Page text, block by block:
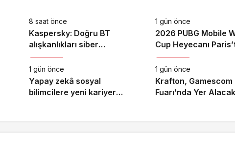
8 saat önce
Kaspersky: Doğru BT
alışkanlıkları siber
dayanıklılığı güçlendiriyor
1 gün önce
2026 PUBG Mobile
Cup Heyecanı
Başlıyor
1 gün önce
Yapay zekâ sosyal
bilimcilere yeni kariyer
1 gün önce
Krafton, Gamescom
Fuarı’nda Yer Alacak